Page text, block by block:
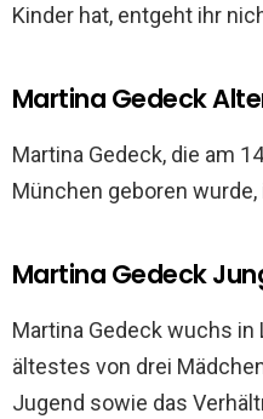
Kinder hat, entgeht ihr
Martina Gedeck
Martina Gedeck, die am
München geboren
Martina Gedeck
Martina Gedeck wuchs in
ältestes von drei
Jugend sowie das